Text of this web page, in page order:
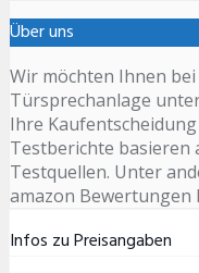
Über uns
Wir möchten Ihnen
Türsprechanlage
Ihre
Testberichte basieren
Testquellen. Unter
amazon Bewertungen
Infos zu Preisangaben